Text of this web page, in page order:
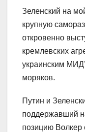
Зеленский на
крупную
откровенно
кремлевских
украинским
моряков.
Путин и
поддержавший
позицию Волкер